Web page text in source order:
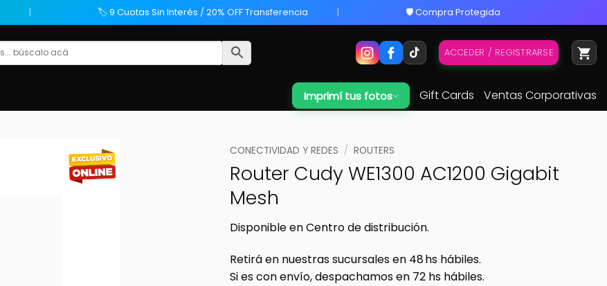
🏷️ 9 Cuotas Sin Interés / 20% OFF Transferencia 🛡️ Compra Protegida
ACCEDER / REGISTRARSE
Imprimí tus fotos Gift Cards Ventas Corporativas
CONECTIVIDAD Y REDES / ROUTERS
Router Cudy WE1300 AC1200 Gigabit
Mesh
Disponible en Centro de distribución.
Retirá en nuestras sucursales en 48 hs hábiles.
Si es con envío, despachamos en 72 hs hábiles.